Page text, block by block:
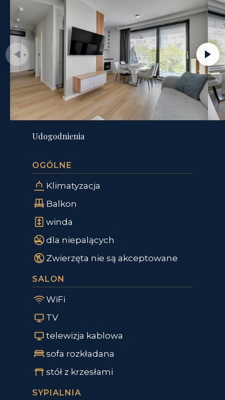
Udogodnienia
OGÓLNE
Klimatyzacja
Balkon
winda
dla niepalących
Zwierzęta nie są akceptowane
SALON
WiFi
TV
telewizja kablowa
sofa rozkładana
stół z krzesłami
SYPIALNIA